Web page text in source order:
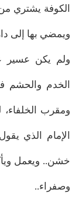
الكوفة يشتري
ويمضي بها إلى
ولم يكن عسير
الخدم والحشم
ومقرب
الإمام الذي
خشن.. ويعمل
وصفراء..